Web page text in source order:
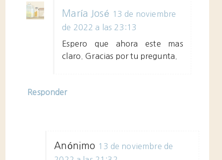
María José 13 de noviembre
de 2022 a las 23:13
Espero que ahora este mas
claro. Gracias por tu pregunta.
Responder
Anónimo 13 de noviembre de